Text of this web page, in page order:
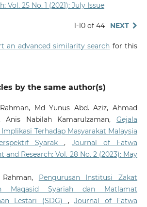
Vol. 25 No. 1 (2021): July Issue
1-10 of 44 NEXT
an advanced similarity search for this
by the same author(s)
Md Yunus Abd. Aziz, Ahmad
Anis Nabilah Kamarulzaman,Gejala
Implikasi Terhadap Masyarakat Malaysia
Syarak ,Journal of Fatwa
and Research: Vol. 28 No. 2 (2023): May
Pengurusan Institusi Zakat
Maqasid Syariah dan Matlamat
Lestari (SDG) ,Journal of Fatwa